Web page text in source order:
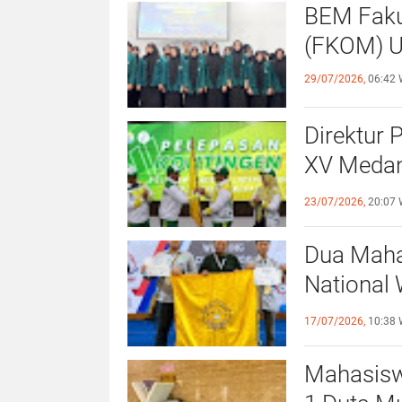
BEM
29/07/2026, 06:42
Direktur
XV
23/07/2026, 20:07
Dua
National
Surabaya
17/07/2026, 10:38